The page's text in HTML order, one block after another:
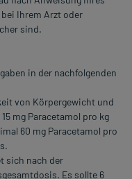
Ihrem Arzt oder
sind.
in der nachfolgenden
von Körpergewicht und
mg Paracetamol pro kg
60 mg Paracetamol pro
sich nach der
Es sollte 6